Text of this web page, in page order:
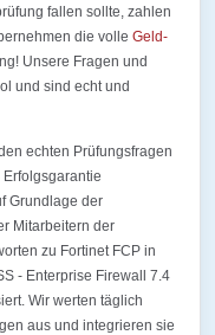
fallen sollte, zahlen
die volle Geld-
Unsere Fragen und
und sind echt und
echten Prüfungsfragen
Grundlage der
Mitarbeitern der
zu Fortinet FCP in
- Enterprise Firewall 7.4
Wir werten täglich
aus und integrieren sie